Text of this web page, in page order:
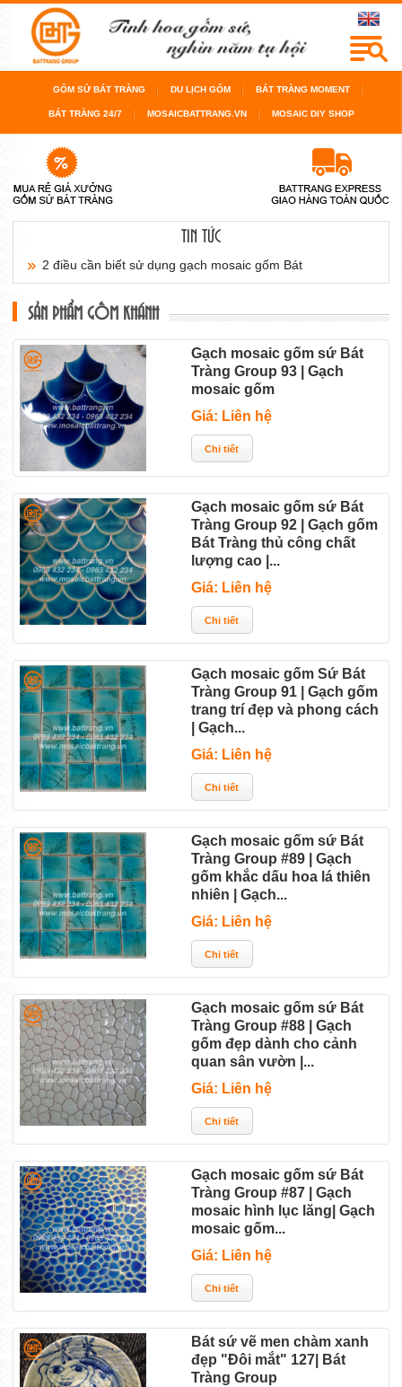
GỐM SỨ BÁT TRÀNG DU LỊCH GỐM BÁT TRÀNG MOMENT
BÁT TRÀNG 24/7 MOSAICBATTRANG.VN MOSAIC DIY SHOP
TIN TỨC
2 điều cần biết sử dụng gạch mosaic gốm Bát
Thiết kế gạch ốp lát pha trộn gạch gốm men thủy...
Cách chọn gạch mosaic gốm ốp lát cho nội thất
sàn...
Cách chọn gạch mosaic gốm cho bể bơi, cho
phòng...
Nguyên tắc 10% khi lên số lượng gạch mosaic và ...
Tổ ấm của đôi bạn trẻ thăng hoa với khu phòng
bếp...
Tiếng reo ca của những viên gạch gốm men thủy...
5 Lý do chọn sử dụng "Gạch đặt" | Lý do chọn gạch...
Phương pháp chọn gạch gốm đẹp ốp lát sàn nhà
vừa...
Nhận diện cửa hàng gốm Khánh - Sứ Bát Tràng
Group...
SẢN PHẨM GỐM KHÁNH
Gạch mosaic gốm sứ Bát
Tràng Group 93 | Gạch
mosaic gốm
Giá: Liên hệ
Gạch mosaic gốm sứ Bát
Tràng Group 92 | Gạch gốm
Bát Tràng thủ công chất
lượng cao |...
Giá: Liên hệ
Gạch mosaic gốm Sứ Bát
Tràng Group 91 | Gạch gốm
trang trí đẹp và phong cách
| Gạch...
Giá: Liên hệ
Gạch mosaic gốm sứ Bát
Tràng Group #89 | Gạch
gốm khắc dấu hoa lá thiên
nhiên | Gạch...
Giá: Liên hệ
Gạch mosaic gốm sứ Bát
Tràng Group #88 | Gạch
gốm đẹp dành cho cảnh
quan sân vườn |...
Giá: Liên hệ
Gạch mosaic gốm sứ Bát
Tràng Group #87 | Gạch
mosaic hình lục lăng| Gạch
mosaic gốm...
Giá: Liên hệ
Bát sứ vẽ men chàm xanh
đẹp "Đôi mắt" 127| Bát
Tràng Group